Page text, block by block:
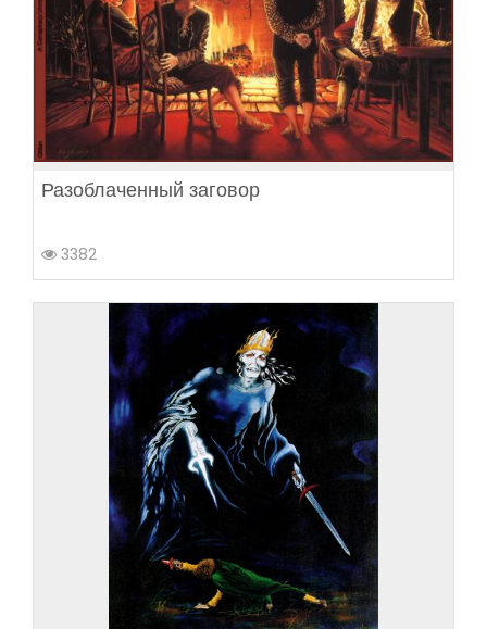
Разоблаченный заговор
3382